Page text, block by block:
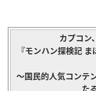
カプコン
『モンハン探検記
～国民的人気コンテ